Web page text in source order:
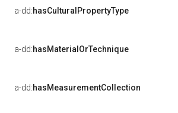
a-dd:hasCulturalPropertyType
a-dd:hasMaterialOrTechnique
a-dd:hasMeasurementCollection